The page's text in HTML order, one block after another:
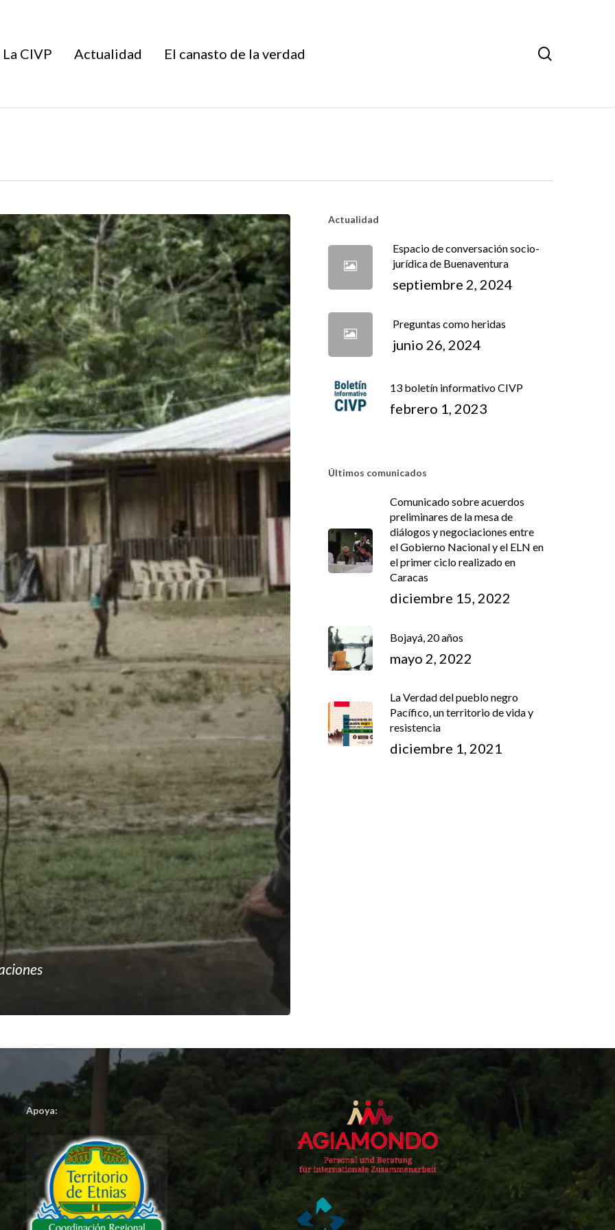
La CIVP Actualidad El canasto de la verdad
Actualidad
Espacio de conversación socio-
jurídica de Buenaventura
septiembre 2, 2024
Preguntas como heridas
junio 26, 2024
13 boletín informativo CIVP
febrero 1, 2023
Últimos comunicados
Comunicado sobre acuerdos
preliminares de la mesa de
diálogos y negociaciones entre
el Gobierno Nacional y el ELN en
el primer ciclo realizado en
Caracas
diciembre 15, 2022
Bojayá, 20 años
mayo 2, 2022
La Verdad del pueblo negro
Pacífico, un territorio de vida y
resistencia
diciembre 1, 2021
Apoya: